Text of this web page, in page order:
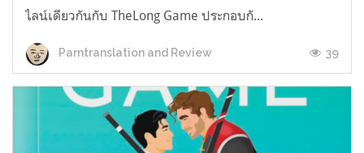
ไลน์เดียวกันกับ TheLong Game ประกอบกั...
Parntranslation and Review 39